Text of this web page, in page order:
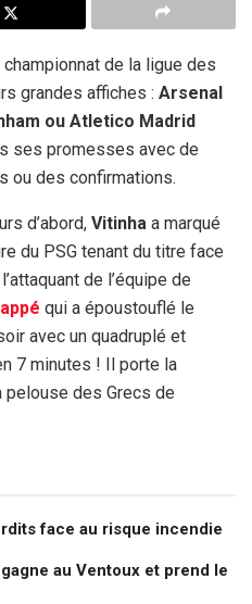
de la ligue des
grandes affiches : Arsenal
ou Atletico Madrid
ses promesses avec de
ou des confirmations.
d’abord, Vitinha a marqué
du PSG tenant du titre face
de l’équipe de
qui a époustouflé le
avec un quadruplé et
7 minutes ! Il porte la
pelouse des Grecs de
face au risque incendie
au Ventoux et prend le